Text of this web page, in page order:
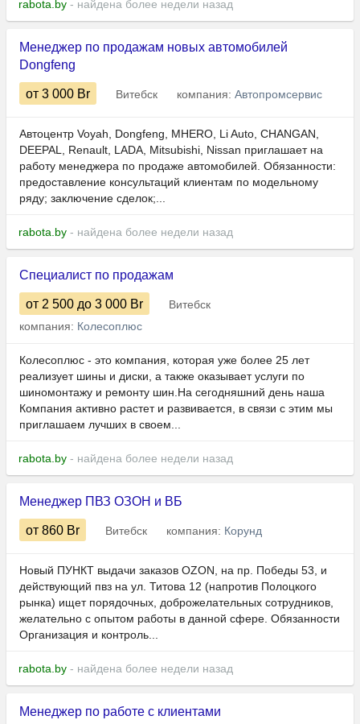
rabota.by - найдена более недели назад
Менеджер по продажам новых автомобилей
Dongfeng
от 3 000 Br Витебск компания: Автопромсервис
Автоцентр Voyah, Dongfeng, MHERO, Li Auto, CHANGAN,
DEEPAL, Renault, LADA, Mitsubishi, Nissan приглашает на
работу менеджера по продаже автомобилей. Обязанности:
предоставление консультаций клиентам по модельному
ряду; заключение сделок;...
rabota.by - найдена более недели назад
Специалист по продажам
от 2 500 до 3 000 Br
Витебск
компания: Колесоплюс
Колесоплюс - это компания, которая уже более 25 лет
реализует шины и диски, а также оказывает услуги по
шиномонтажу и ремонту шин.На сегодняшний день наша
Компания активно растет и развивается, в связи с этим мы
приглашаем лучших в своем...
rabota.by - найдена более недели назад
Менеджер ПВЗ ОЗОН и ВБ
от 860 Br Витебск компания: Корунд
Новый ПУНКТ выдачи заказов OZON, на пр. Победы 53, и
действующий пвз на ул. Титова 12 (напротив Полоцкого
рынка) ищет порядочных, доброжелательных сотрудников,
желательно с опытом работы в данной сфере. Обязанности
Организация и контроль...
rabota.by - найдена более недели назад
Менеджер по работе с клиентами